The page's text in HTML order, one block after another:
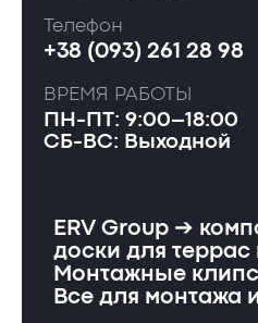
Телефон
+38 (093) 261 28 98
ВРЕМЯ РАБОТЫ
ПН-ПТ: 9:00–18:00
СБ-ВС: Выходной
ERV Group ➔
доски для
Монтажные
Все для монтажа